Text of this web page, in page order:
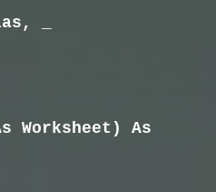
_
Worksheet) As